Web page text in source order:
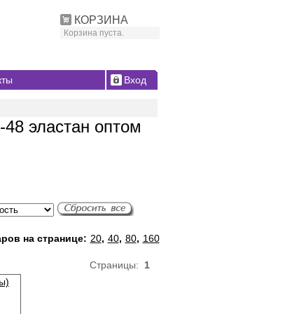
КОРЗИНА
Корзина пуста.
Вход
эластан оптом
на странице: 20, 40, 80, 160
Страницы: 1